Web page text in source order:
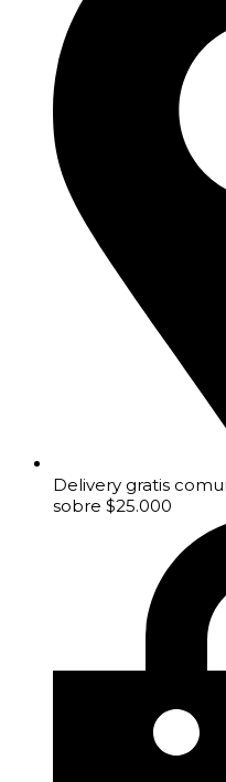
Delivery gratis
sobre $25.000